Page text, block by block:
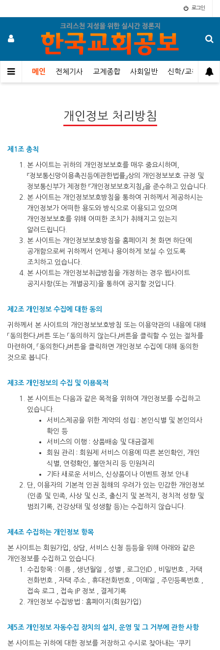
로그인
메인 전체기사 교계종합 사회일반 신학/교육 오
개인정보 처리방침
제1조 총칙
본 사이트는 귀하의 개인정보보호를 매우 중요시하며,
『정보통신망이용촉진등에관한법률』상의 개인정보보호 규정 및
정보통신부가 제정한 『개인정보보호지침』을 준수하고 있습니다.
본 사이트는 개인정보보호방침을 통하여 귀하께서 제공하시는
개인정보가 어떠한 용도와 방식으로 이용되고 있으며
개인정보보호를 위해 어떠한 조치가 취해지고 있는지
알려드립니다.
본 사이트는 개인정보보호방침을 홈페이지 첫 화면 하단에
공개함으로써 귀하께서 언제나 용이하게 보실 수 있도록
조치하고 있습니다.
본 사이트는 개인정보취급방침을 개정하는 경우 웹사이트
공지사항(또는 개별공지)을 통하여 공지할 것입니다.
제2조 개인정보 수집에 대한 동의
귀하께서 본 사이트의 개인정보보호방침 또는 이용약관의 내용에 대해
「동의한다」버튼 또는 「동의하지 않는다」버튼을 클릭할 수 있는 절차를
마련하여, 「동의한다」버튼을 클릭하면 개인정보 수집에 대해 동의한
것으로 봅니다.
제3조 개인정보의 수집 및 이용목적
본 사이트는 다음과 같은 목적을 위하여 개인정보를 수집하고
있습니다.
서비스제공을 위한 계약의 성립 : 본인식별 및 본인의사
확인 등
서비스의 이행 : 상품배송 및 대금결제
회원 관리 : 회원제 서비스 이용에 따른 본인확인, 개인
식별, 연령확인, 불만처리 등 민원처리
기타 새로운 서비스, 신상품이나 이벤트 정보 안내
단, 이용자의 기본적 인권 침해의 우려가 있는 민감한 개인정보
(인종 및 민족, 사상 및 신조, 출신지 및 본적지, 정치적 성향 및
범죄기록, 건강상태 및 성생활 등)는 수집하지 않습니다.
제4조 수집하는 개인정보 항목
본 사이트는 회원가입, 상담, 서비스 신청 등등을 위해 아래와 같은
개인정보를 수집하고 있습니다.
수집항목 : 이름 , 생년월일 , 성별 , 로그인ID , 비밀번호 , 자택
전화번호 , 자택 주소 , 휴대전화번호 , 이메일 , 주민등록번호 ,
접속 로그 , 접속 IP 정보 , 결제기록
개인정보 수집방법 : 홈페이지(회원가입)
제5조 개인정보 자동수집 장치의 설치, 운영 및 그 거부에 관한 사항
본 사이트는 귀하에 대한 정보를 저장하고 수시로 찾아내는 '쿠키